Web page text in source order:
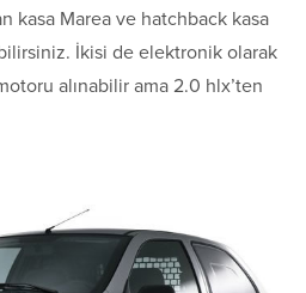
kasa Marea ve hatchback kasa
İkisi de elektronik olarak
alınabilir ama 2.0 hlx’ten